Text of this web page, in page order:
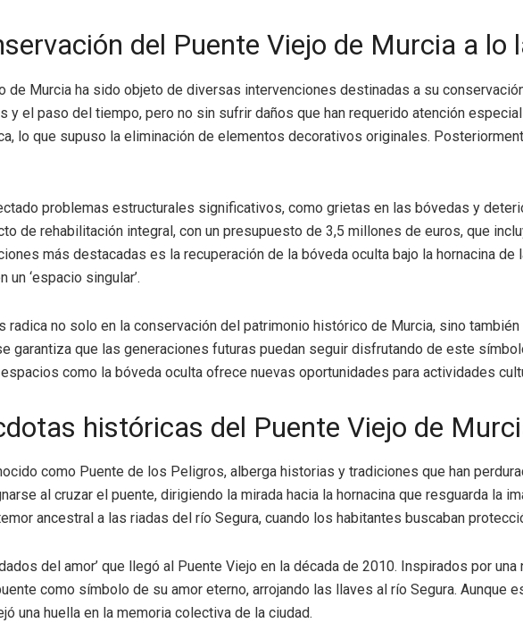
del Puente Viejo de Murcia a lo
de Murcia ha sido objeto de diversas intervenciones destinadas a su
el paso del tiempo, pero no sin sufrir daños que han requerido atención
lo que supuso la eliminación de elementos decorativos originales.
problemas estructurales significativos, como grietas en las bóvedas y
de rehabilitación integral, con un presupuesto de 3,5 millones de euros, que
más destacadas es la recuperación de la bóveda oculta bajo la hornacina
‘espacio singular’.
radica no solo en la conservación del patrimonio histórico de Murcia, sino
garantiza que las generaciones futuras puedan seguir disfrutando de este
como la bóveda oculta ofrece nuevas oportunidades para actividades
históricas del Puente Viejo de
como Puente de los Peligros, alberga historias y tradiciones que han
al cruzar el puente, dirigiendo la mirada hacia la hornacina que resguarda la
ancestral a las riadas del río Segura, cuando los habitantes buscaban
del amor’ que llegó al Puente Viejo en la década de 2010. Inspirados por
como símbolo de su amor eterno, arrojando las llaves al río Segura. Aunque
una huella en la memoria colectiva de la ciudad.